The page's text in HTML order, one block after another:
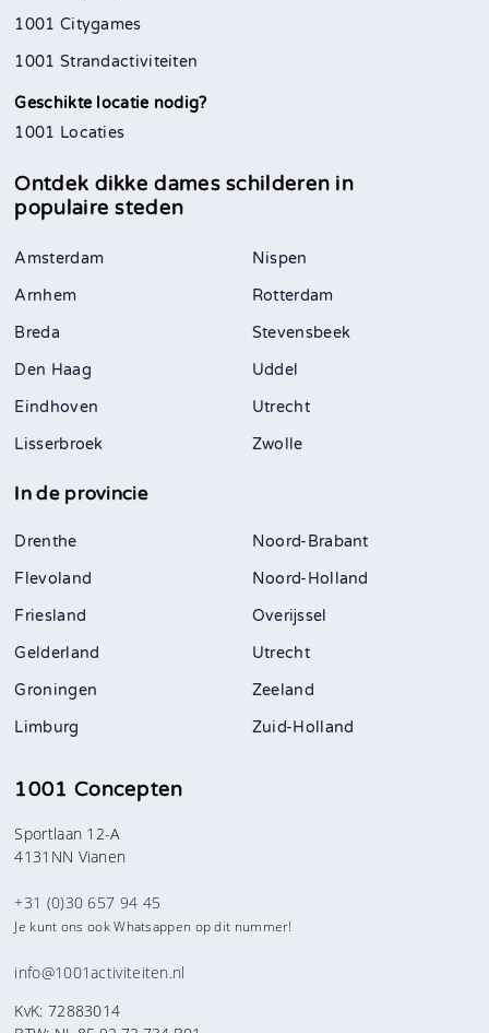
1001 Citygames
1001 Strandactiviteiten
Geschikte locatie nodig?
1001 Locaties
Ontdek dikke dames schilderen in
populaire steden
Amsterdam
Arnhem
Breda
Den Haag
Eindhoven
Lisserbroek
Nispen
Rotterdam
Stevensbeek
Uddel
Utrecht
Zwolle
In de provincie
Drenthe
Flevoland
Friesland
Gelderland
Groningen
Limburg
Noord-Brabant
Noord-Holland
Overijssel
Utrecht
Zeeland
Zuid-Holland
1001 Concepten
Sportlaan 12-A
4131NN Vianen
+31 (0)30 657 94 45
Je kunt ons ook Whatsappen op dit nummer!
info@1001activiteiten.nl
KvK: 72883014